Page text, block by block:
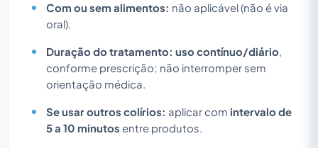
Com ou sem alimentos: não aplicável (não é via
oral).
Duração do tratamento: uso contínuo/diário
conforme prescrição; não interromper sem
orientação médica.
Se usar outros colírios: aplicar com intervalo de
5 a 10 minutos entre produtos.